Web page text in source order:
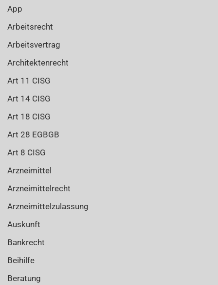
App
Arbeitsrecht
Arbeitsvertrag
Architektenrecht
Art 11 CISG
Art 14 CISG
Art 18 CISG
Art 28 EGBGB
Art 8 CISG
Arzneimittel
Arzneimittelrecht
Arzneimittelzulassung
Auskunft
Bankrecht
Beihilfe
Beratung